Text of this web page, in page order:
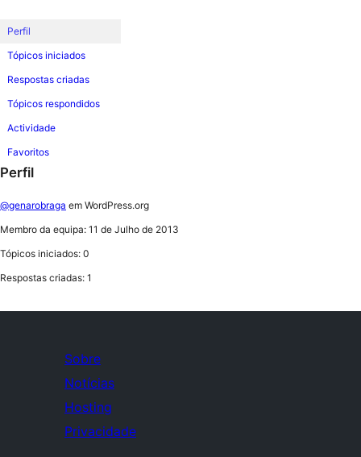
Perfil
Tópicos iniciados
Respostas criadas
Tópicos respondidos
Actividade
Favoritos
Perfil
@genarobraga em WordPress.org
Membro da equipa: 11 de Julho de 2013
Tópicos iniciados: 0
Respostas criadas: 1
Sobre
Notícias
Hosting
Privacidade